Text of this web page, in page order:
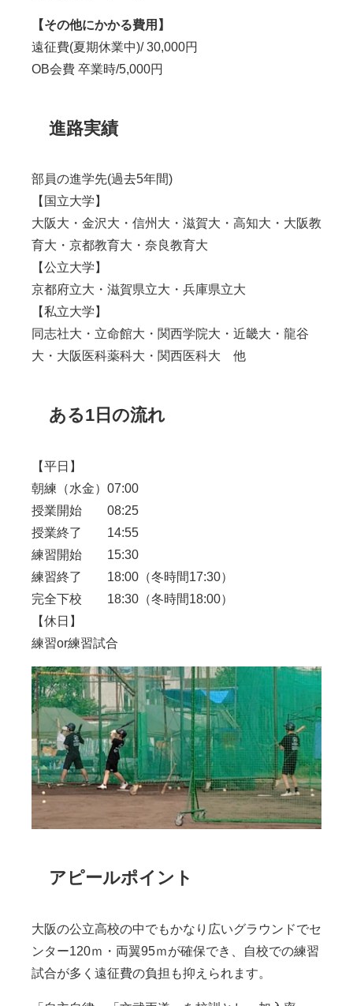
【その他にかかる費用】
遠征費(夏期休業中)/ 30,000円
OB会費 卒業時/5,000円
進路実績
部員の進学先(過去5年間)
【国立大学】
大阪大・金沢大・信州大・滋賀大・高知大・大阪教
育大・京都教育大・奈良教育大
【公立大学】
京都府立大・滋賀県立大・兵庫県立大
【私立大学】
同志社大・立命館大・関西学院大・近畿大・龍谷
大・大阪医科薬科大・関西医科大 他
ある1日の流れ
【平日】
朝練（水金）07:00
授業開始 08:25
授業終了 14:55
練習開始 15:30
練習終了 18:00（冬時間17:30）
完全下校 18:30（冬時間18:00）
【休日】
練習or練習試合
アピールポイント
大阪の公立高校の中でもかなり広いグラウンドでセ
ンター120ｍ・両翼95ｍが確保でき、自校での練習
試合が多く遠征費の負担も抑えられます。